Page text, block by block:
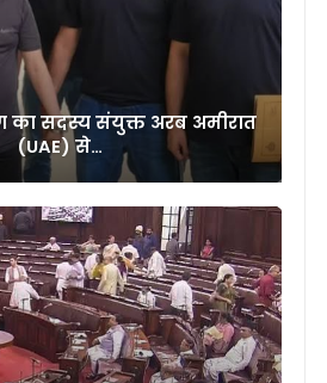
का सदस्य संयुक्त अरब अमीरात
(UAE) से…